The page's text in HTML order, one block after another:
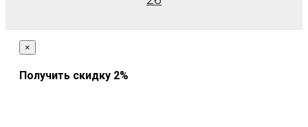
×
Получить скидку 2%